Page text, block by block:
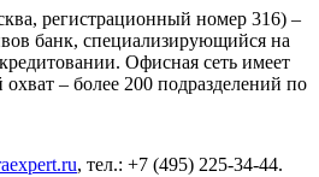
регистрационный номер 316) –
банк, специализирующийся на
Офисная сеть имеет
– более 200 подразделений по
, тел.: +7 (495) 225-34-44.